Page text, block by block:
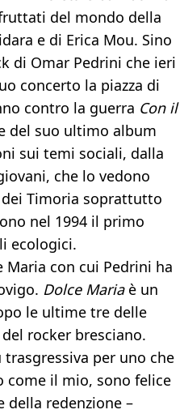
del mondo della
e di Erica Mou. Sino
di Omar Pedrini che ieri
concerto la piazza di
contro la guerra Con il
del suo ultimo album
sui temi sociali, dalla
che lo vedono
Timoria soprattutto
nel 1994 il primo
ecologici.
Maria con cui Pedrini ha
Dolce Mariaè un
le ultime tre delle
rocker bresciano.
trasgressiva per uno che
come il mio, sono felice
della redenzione –